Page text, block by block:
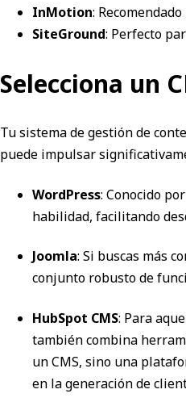
InMotion:
SiteGround: Perfecto
Selecciona un
Tu sistema de gestión de
puede impulsar
WordPress: Conocido
habilidad, facilitando
Joomla: Si buscas más
conjunto robusto de
HubSpot CMS: Para
también combina
un CMS, sino una
en la generación de